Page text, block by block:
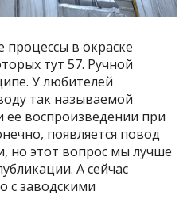
в окраске
тут 57. Ручной
У любителей
так называемой
ее воспроизведении при
появляется повод
но этот вопрос мы лучше
А сейчас
с заводскими